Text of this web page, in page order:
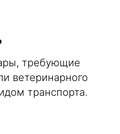
требующие
ветеринарного
транспорта.